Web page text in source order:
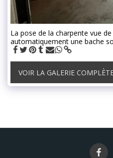
La pose de la charpente vue
automatiquement une bache
VOIR LA GALERIE